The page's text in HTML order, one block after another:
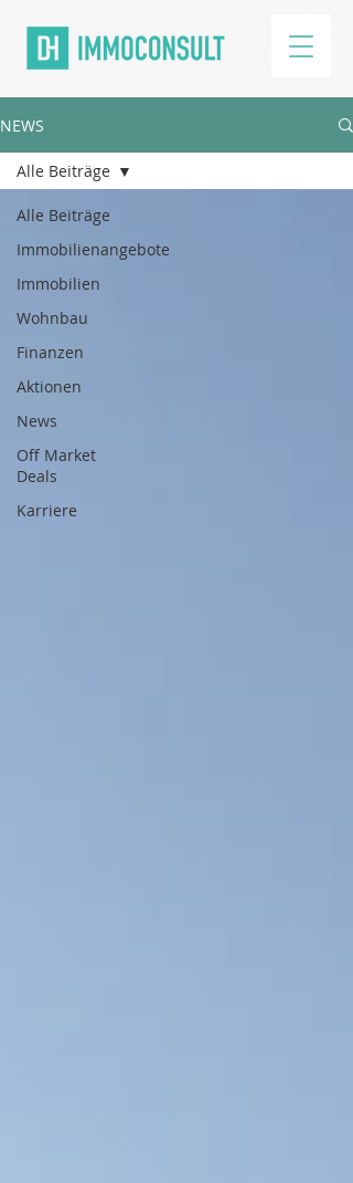
NEWS
Alle Beiträge
Immobilienangebote
Immobilien
Wohnbau
Finanzen
Aktionen
News
Off Market
Deals
Karriere
Alle Beiträge